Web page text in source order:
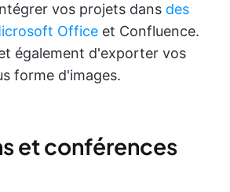
vos projets dans des
Office et Confluence.
également d'exporter vos
forme d'images.
et conférences